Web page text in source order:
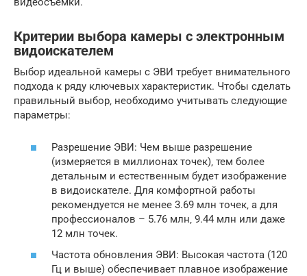
Критерии выбора камеры с электронным
видоискателем
Выбор идеальной камеры с ЭВИ требует внимательного
подхода к ряду ключевых характеристик. Чтобы сделать
правильный выбор‚ необходимо учитывать следующие
параметры:
Разрешение ЭВИ: Чем выше разрешение
(измеряется в миллионах точек)‚ тем более
детальным и естественным будет изображение
в видоискателе. Для комфортной работы
рекомендуется не менее 3.69 млн точек‚ а для
профессионалов – 5.76 млн‚ 9.44 млн или даже
12 млн точек.
Частота обновления ЭВИ: Высокая частота (120
Гц и выше) обеспечивает плавное изображение